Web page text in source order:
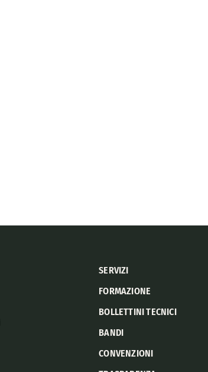
SERVIZI
FORMAZIONE
BOLLETTINI TECNICI
BANDI
CONVENZIONI